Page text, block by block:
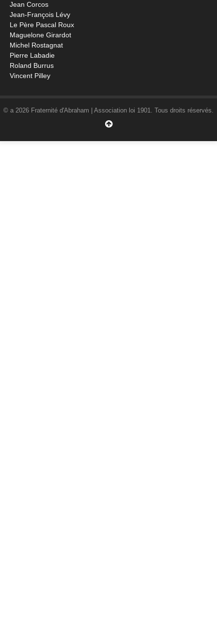
Jean Corcos
Jean-François Lévy
Le Père Pascal Roux
Maguelone Girardot
Michel Rostagnat
Pierre Labadie
Roland Burrus
Vincent Pilley
© a 2026 Fraternité d'Abraham | Association loi 1901. Tous droits réservés.